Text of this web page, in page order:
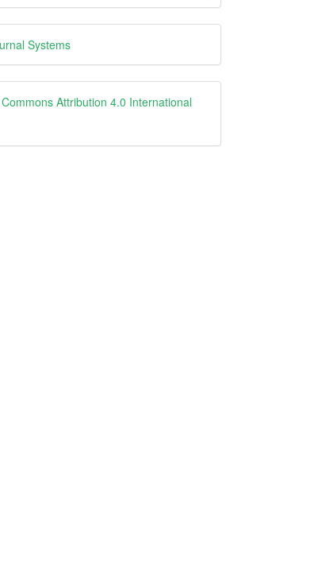
Systems
Attribution 4.0 International